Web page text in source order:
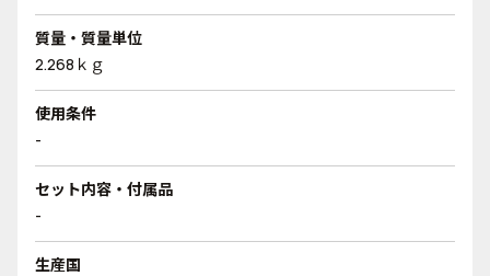
質量・質量単位
2.268ｋｇ
使用条件
-
セット内容・付属品
-
生産国